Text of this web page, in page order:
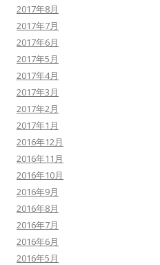
2017年8月
2017年7月
2017年6月
2017年5月
2017年4月
2017年3月
2017年2月
2017年1月
2016年12月
2016年11月
2016年10月
2016年9月
2016年8月
2016年7月
2016年6月
2016年5月